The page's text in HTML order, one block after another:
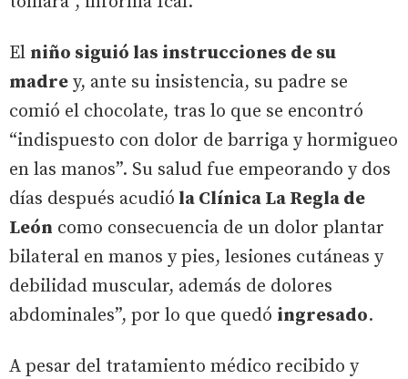
El niño siguió las instrucciones de su
madre y, ante su insistencia, su padre se
comió el chocolate, tras lo que se encontró
“indispuesto con dolor de barriga y hormigueo
en las manos”. Su salud fue empeorando y dos
días después acudió la Clínica La Regla de
León como consecuencia de un dolor plantar
bilateral en manos y pies, lesiones cutáneas y
debilidad muscular, además de dolores
abdominales”, por lo que quedó ingresado.
A pesar del tratamiento médico recibido y